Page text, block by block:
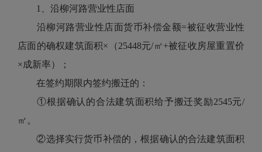
1、沿柳河路营业性店面
沿柳河路营业性店面货币补偿金额=被征收营业性
店面的确权建筑面积×（25448元/㎡+被征收房屋重置价
×成新率）；
在签约期限内签约搬迁的：
①根据确认的合法建筑面积给予搬迁奖励2545元/
㎡。
②选择实行货币补偿的，根据确认的合法建筑面积